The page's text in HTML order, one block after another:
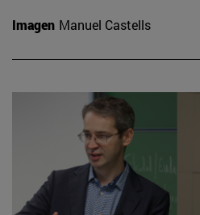
Imagen Manuel Castells